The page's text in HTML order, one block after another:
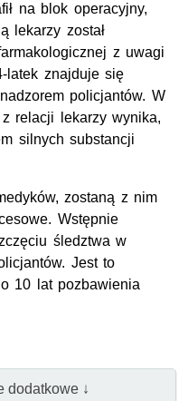
na blok operacyjny,
lekarzy został
z uwagi
latek znajduje się
policjantów. W
relacji lekarzy wynika,
silnych substancji
zostaną z nim
Wstępnie
śledztwa w
Jest to
10 lat pozbawienia
dodatkowe ↓